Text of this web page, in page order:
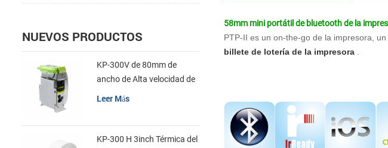
58mm mini portátil de bluetooth de la
PTP-II es un on-the-go de la impresora,
billete de lotería de la impresora.
NUEVOS PRODUCTOS
KP-300V de 80mm de
ancho de Alta velocidad de
la Impresora Térmica del
Leer Más
KP-300 H 3inch Térmica del